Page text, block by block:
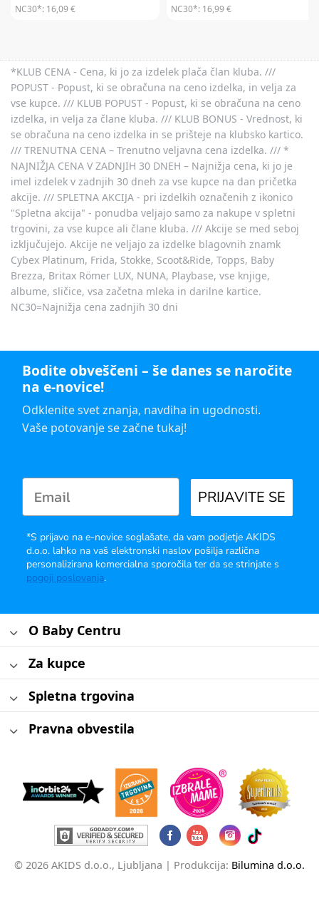
NC30*: 16,09 € NC30*: 16,99 €
*KLUB CENA - Cena, ki jo za izdelek plača član kluba. ///
POPUST - Popust, ki se obračuna na ceno izdelka, in velja za
vse kupce. /// KLUB POPUST - Popust, ki se obračuna na ceno
izdelka, in velja za člane kluba. /// KLUB BONUS - Vrednost, ki
se obračuna na ceno izdelka in se prišteje na klubsko kartico.
/// TRENUTNA CENA – Trenutno veljavna cena izdelka. /// *
NAJNIŽJA CENA V ZADNJIH 30 DNEH – Najnižja cena, ki jo je
imel izdelek v zadnjih 30 dneh za vse kupce na dan pričetka
akcije. /// SPLETNA AKCIJA - pri izdelkih označenih z ikonico
"Spletna akcija" - ponudba veljajo samo za nakupe v spletni
trgovini, za vse kupce ali člane kluba. /// Akcije se med seboj
izključujejo. Akcije ne veljajo za izdelke blagovnih znamk
Cybex Platinum, Frida, Stokke, Scoot&Ride, Topps, Baby
Brezza, Britax Römer LUX, NUNA, Playbase, vse knjige,
albume, sličice, vsa začetna mleka in darilne kartice.
NC30=Najnižja cena zadnjih 30 dni
Bodite obveščeni – še danes se naročite
na e-novice!
Odklenite svet znanja, navdiha in ugodnosti.
Vaše potovanje se začne tukaj!
PRIJAVITE SE
*S prijavo na e-novice soglašate, da vam podjetje AKIDS
d.o.o. lahko na vaš elektronski naslov pošilja različna
personalizirana komercialna sporočila ter da se strinjate s
pogoji poslovanja.
O Baby Centru
Za kupce
Spletna trgovina
Pravna obvestila
© 2026 AKIDS d.o.o., Ljubljana | Produkcija: Bilumina d.o.o.